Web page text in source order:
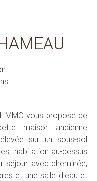
vous propose de
maison ancienne
sur un sous-sol
habitation au-dessus
séjour avec cheminée,
et une salle d'eau et